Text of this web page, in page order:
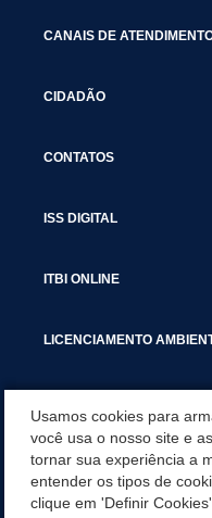
CANAIS DE
CIDADÃO
CONTATOS
ISS DIGITAL
ITBI ONLINE
LICENCIAMENTO
SERVIÇOS
Usamos cookies para
você usa o nosso site e
tornar sua experiência a
entender os tipos de
clique em 'Definir